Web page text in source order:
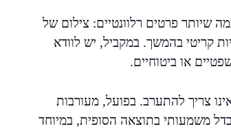
שיותר פרטים רלוונטיים: צילום של
קריטי בהמשך. במקביל, יש לוודא
או ביטוחיים.
צריך להתערב. בפועל, מעורבות
משמעותי בתוצאה הסופית, במיוחד